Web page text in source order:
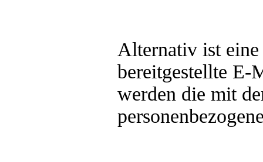
Alternativ ist
bereitgestellte E-
werden die mit